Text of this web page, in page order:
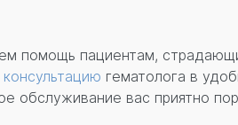
помощь пациентам,
гематолога в
обслуживание вас приятно